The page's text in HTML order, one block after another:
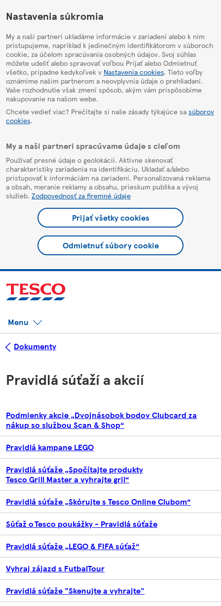
HelpPage
Nastavenia súkromia
My a naši partneri ukladáme informácie v zariadení alebo k nim
pristupujeme, napríklad k jedinečným identifikátorom v súboroch
cookie, za účelom spracúvania osobných údajov. Svoj súhlas
môžete udeliť alebo spravovať voľbou Prijať alebo Odmietnuť
všetko, prípadne kedykoľvek v Nastavenia cookies. Tieto voľby
oznámime našim partnerom a neovplyvnia údaje o prehliadaní.
Vaše rozhodnutie však zmení spôsob, akým vám prispôsobíme
nakupovanie na našom webe.
Chcete vedieť viac? Prečítajte si naše zásady týkajúce sa súborov
cookies.
My a naši partneri spracúvame údaje s cieľom
Používať presné údaje o geolokácii. Aktívne skenovať
charakteristiky zariadenia na identifikáciu. Ukladať a/alebo
pristupovať k informáciám na zariadení. Personalizovaná reklama
a obsah, meranie reklamy a obsahu, prieskum publika a vývoj
služieb. Zodpovednosť za firemné údaje
Prijať všetky cookies
Odmietnuť súbory cookie
Menu
Dokumenty
Pravidlá súťaží a akcií
Podmienky akcie „Dvojnásobok bodov Clubcard za
nákup so službou Scan & Shop“
Pravidlá kampane LEGO
Pravidlá súťaže „Spočítajte produkty
Tesco Grill Master a vyhrajte gril“
Pravidlá súťaže „Skórujte s Tesco Online Clubom“
Súťaž o Tesco poukážky - Pravidlá súťaže
Pravidlá súťaže „LEGO & FIFA súťaž“
Vyhraj zájazd s FutbalTour
Pravidlá súťaže "Skenujte a vyhrajte"